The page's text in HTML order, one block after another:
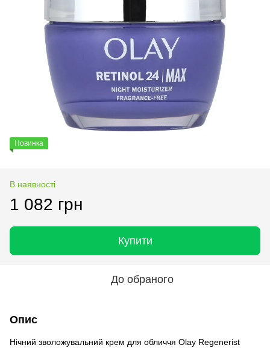
Новинка
В наявності
1 082 грн
Купити
До обраного
Опис
Нічний зволожувальний крем для обличчя Olay Regenerist